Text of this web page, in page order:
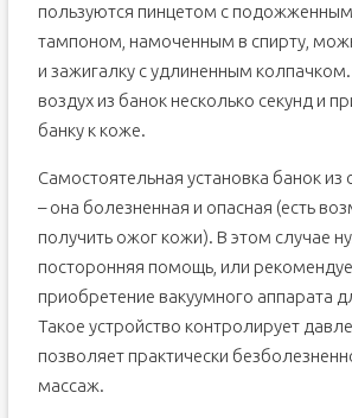
пользуются пинцетом с
тампоном, намоченным в спирту,
и зажигалку с удлиненным
воздух из банок несколько секунд и
банку к коже.
Самостоятельная установка банок из
– она болезненная и опасная (есть
получить ожог кожи). В этом случае
посторонняя помощь, или
приобретение вакуумного аппарата
Такое устройство контролирует
позволяет практически
массаж.